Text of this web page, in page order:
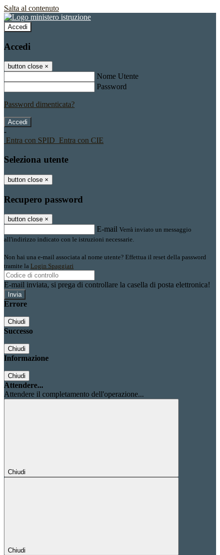
Salta al contenuto
Accedi
Accedi
button close ×
Nome Utente
Password
Password dimenticata?
-
Entra con SPID Entra con CIE
Seleziona utente
button close ×
Recupero password
button close ×
E-mail Verrà inviato un messaggio
all'indirizzo indicato con le istruzioni necessarie.
Non hai una e-mail associata al nome utente? Effettua il reset della password
tramite la Login Spaggiari
E-mail inviata, si prega di controllare la casella di posta elettronica!
Errore
Chiudi
Successo
Chiudi
Informazione
Chiudi
Attendere...
Attendere il completamento dell'operazione...
Chiudi
Chiudi